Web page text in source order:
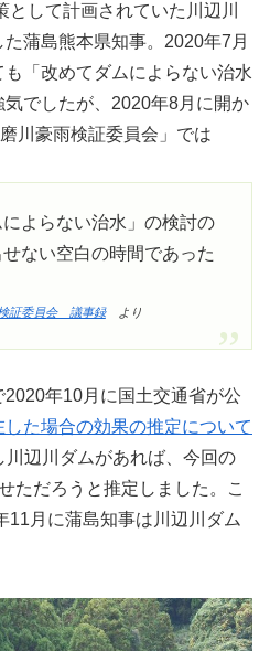
して計画されていた川辺川
蒲島熊本県知事。2020年7月
「改めてダムによらない治水
でしたが、2020年8月に開か
川豪雨検証委員会」では
よらない治水」の検討の
ない空白の時間であった
証委員会 議事録より
年10月に国土交通省が公
た場合の効果の推定について
川辺川ダムがあれば、今回の
ただろうと推定しました。こ
11月に蒲島知事は川辺川ダム